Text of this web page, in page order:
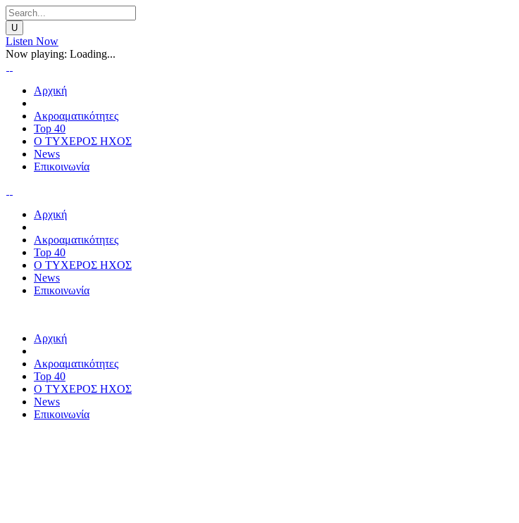
Listen Now
Now playing: Loading...
Αρχική
Ακροαματικότητες
Top 40
Ο ΤΥΧΕΡΟΣ ΗΧΟΣ
News
Επικοινωνία
Αρχική
Ακροαματικότητες
Top 40
Ο ΤΥΧΕΡΟΣ ΗΧΟΣ
News
Επικοινωνία
Αρχική
Ακροαματικότητες
Top 40
Ο ΤΥΧΕΡΟΣ ΗΧΟΣ
News
Επικοινωνία